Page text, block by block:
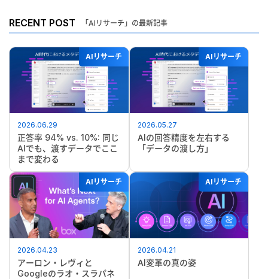
RECENT POST 「AIリサーチ」の最新記事
AIリサーチ
2026.06.29
正答率 94% vs. 10%: 同じ
AIでも、渡すデータでここ
まで変わる
AIリサーチ
2026.05.27
AIの回答精度を左右する
「データの渡し方」
AIリサーチ
2026.04.23
アーロン・レヴィと
Googleのラオ・スラパネ
AIリサーチ
2026.04.21
AI変革の真の姿